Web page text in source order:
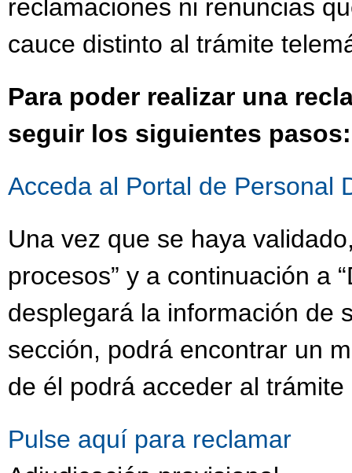
reclamaciones ni renuncias
cauce distinto al trámite
Para poder realizar una
seguir los siguientes pasos:
Acceda al Portal de Personal
Una vez que se haya
procesos” y a continuación a
desplegará la información de
sección, podrá encontrar un
de él podrá acceder al
Pulse aquí para reclamar